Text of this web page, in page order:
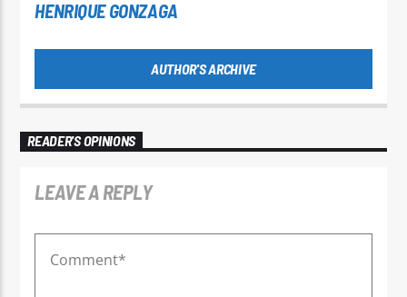
HENRIQUE GONZAGA
AUTHOR'S ARCHIVE
READER'S OPINIONS
LEAVE A REPLY